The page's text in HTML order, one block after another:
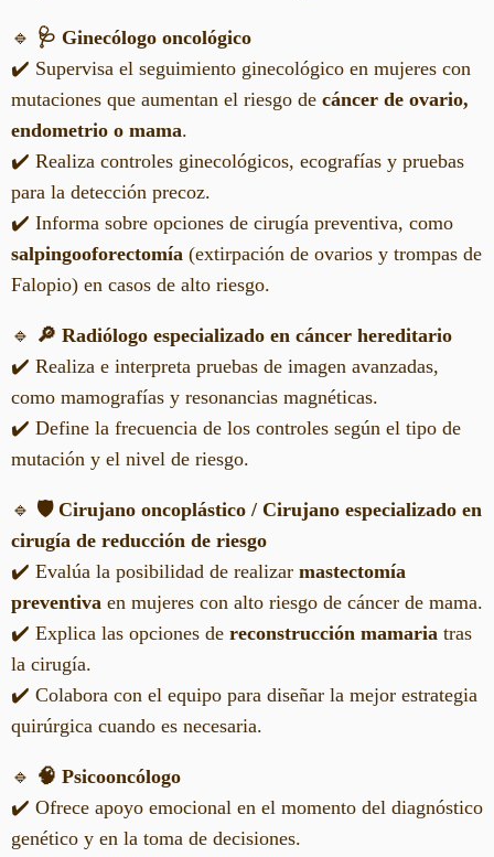
🔹 🩺 Ginecólogo oncológico
✔️ Supervisa el seguimiento ginecológico en mujeres con
mutaciones que aumentan el riesgo de cáncer de ovario,
endometrio o mama.
✔️ Realiza controles ginecológicos, ecografías y pruebas
para la detección precoz.
✔️ Informa sobre opciones de cirugía preventiva, como
salpingooforectomía (extirpación de ovarios y trompas de
Falopio) en casos de alto riesgo.
🔹 🔎 Radiólogo especializado en cáncer hereditario
✔️ Realiza e interpreta pruebas de imagen avanzadas,
como mamografías y resonancias magnéticas.
✔️ Define la frecuencia de los controles según el tipo de
mutación y el nivel de riesgo.
🔹 🛡️ Cirujano oncoplástico / Cirujano especializado en
cirugía de reducción de riesgo
✔️ Evalúa la posibilidad de realizar mastectomía
preventiva en mujeres con alto riesgo de cáncer de mama.
✔️ Explica las opciones de reconstrucción mamaria tras
la cirugía.
✔️ Colabora con el equipo para diseñar la mejor estrategia
quirúrgica cuando es necesaria.
🔹 🧠 Psicooncólogo
✔️ Ofrece apoyo emocional en el momento del diagnóstico
genético y en la toma de decisiones.